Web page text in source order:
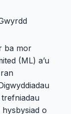
ba mor
(ML) a’u
o